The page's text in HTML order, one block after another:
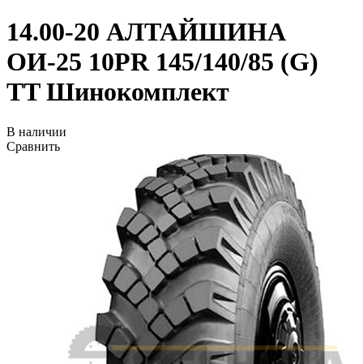
14.00-20 АЛТАЙШИНА
ОИ-25 10PR 145/140/85 (G)
TT Шинокомплект
В наличии
Сравнить